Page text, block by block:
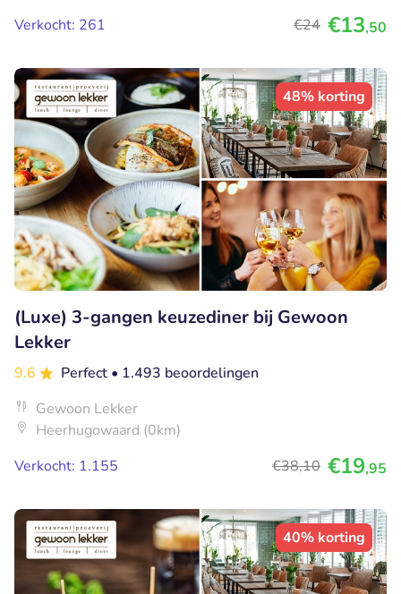
Verkocht: 261
€24 €13,50
48% korting
(Luxe) 3-gangen keuzediner bij Gewoon
Lekker
9.6 Perfect • 1.493 beoordelingen
Gewoon Lekker
Heerhugowaard (0km)
Verkocht: 1.155
€38,10 €19,95
40% korting